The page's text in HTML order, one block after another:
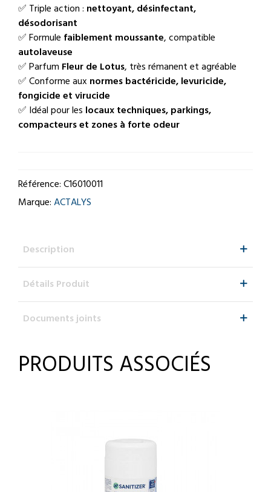
✅ Triple action : nettoyant, désinfectant,
désodorisant
✅ Formule faiblement moussante, compatible
autolaveuse
✅ Parfum Fleur de Lotus, très rémanent et agréable
✅ Conforme aux normes bactéricide, levuricide,
fongicide et virucide
✅ Idéal pour les locaux techniques, parkings,
compacteurs et zones à forte odeur
Référence:C16010011
Marque:ACTALYS
Description
Détails Produit
Documents joints
PRODUITS ASSOCIÉS